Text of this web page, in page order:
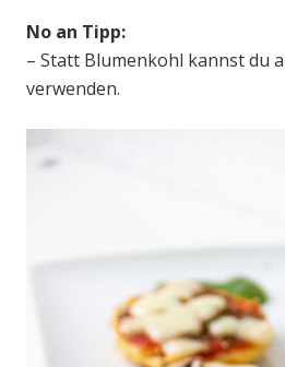
No an Tipp:
– Statt Blumenkohl kannst du
verwenden.